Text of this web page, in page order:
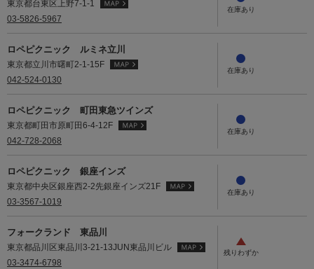
東京都台東区上野7-1‐1
03-5826-5967
ロペピクニック ルミネ立川
東京都立川市曙町2-1-15F
042-524-0130
ロペピクニック 町田東急ツインズ
東京都町田市原町田6-4-12F
042-728-2068
ロペピクニック 銀座インズ
東京都中央区銀座西2-2先銀座インズ21F
03-3567-1019
フォークランド 東品川
東京都品川区東品川3-21-13JUN東品川ビル
03-3474-6798